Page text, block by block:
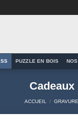
PUZZLE EN BOIS
ACCUEIL /